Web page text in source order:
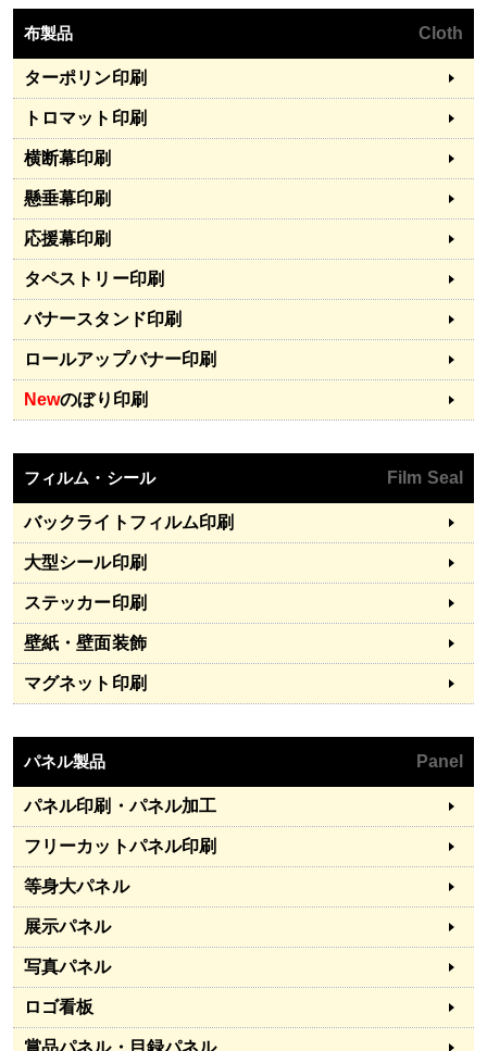
布製品 Cloth
ターポリン印刷
トロマット印刷
横断幕印刷
懸垂幕印刷
応援幕印刷
タペストリー印刷
バナースタンド印刷
ロールアップバナー印刷
Newのぼり印刷
フィルム・シール Film Seal
バックライトフィルム印刷
大型シール印刷
ステッカー印刷
壁紙・壁面装飾
マグネット印刷
パネル製品 Panel
パネル印刷・パネル加工
フリーカットパネル印刷
等身大パネル
展示パネル
写真パネル
ロゴ看板
賞品パネル・目録パネル